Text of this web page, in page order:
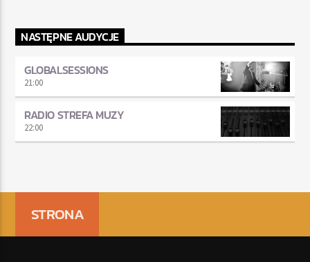
NASTĘPNE AUDYCJE
GLOBALSESSIONS
21:00
RADIO STREFA MUZY
22:00
STRONA